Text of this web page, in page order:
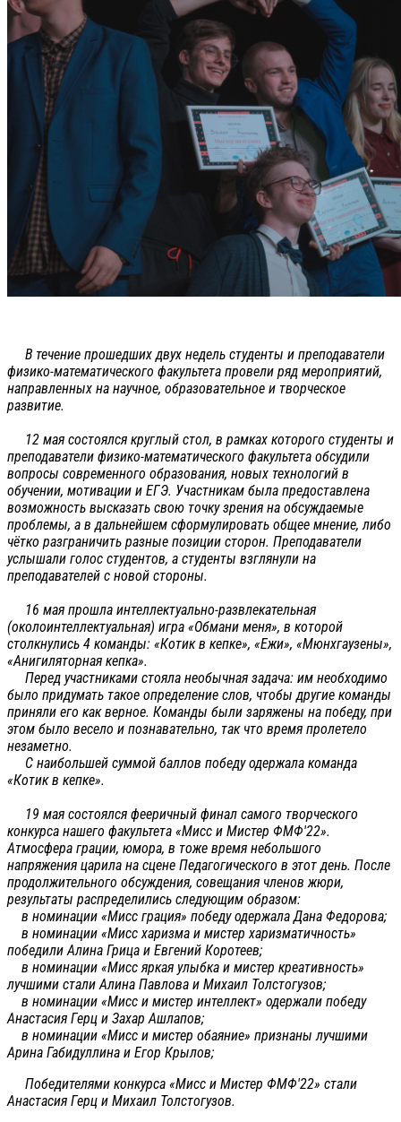
В течение прошедших двух недель студенты и преподаватели
физико-математического факультета провели ряд мероприятий,
направленных на научное, образовательное и творческое
развитие.
12 мая состоялся круглый стол, в рамках которого студенты и
преподаватели физико-математического факультета обсудили
вопросы современного образования, новых технологий в
обучении, мотивации и ЕГЭ. Участникам была предоставлена
возможность высказать свою точку зрения на обсуждаемые
проблемы, а в дальнейшем сформулировать общее мнение, либо
чётко разграничить разные позиции сторон. Преподаватели
услышали голос студентов, а студенты взглянули на
преподавателей с новой стороны.
16 мая прошла интеллектуально-развлекательная
(околоинтеллектуальная) игра «Обмани меня», в которой
столкнулись 4 команды: «Котик в кепке», «Ежи», «Мюнхгаузены»,
«Анигиляторная кепка».
Перед участниками стояла необычная задача: им необходимо
было придумать такое определение слов, чтобы другие команды
приняли его как верное. Команды были заряжены на победу, при
этом было весело и познавательно, так что время пролетело
незаметно.
С наибольшей суммой баллов победу одержала команда
«Котик в кепке».
19 мая состоялся фееричный финал самого творческого
конкурса нашего факультета «Мисс и Мистер ФМФ'22».
Атмосфера грации, юмора, в тоже время небольшого
напряжения царила на сцене Педагогического в этот день. После
продолжительного обсуждения, совещания членов жюри,
результаты распределились следующим образом:
в номинации «Мисс грация» победу одержала Дана Федорова;
в номинации «Мисс харизма и мистер харизматичность»
победили Алина Грица и Евгений Коротеев;
в номинации «Мисс яркая улыбка и мистер креативность»
лучшими стали Алина Павлова и Михаил Толстогузов;
в номинации «Мисс и мистер интеллект» одержали победу
Анастасия Герц и Захар Ашлапов;
в номинации «Мисс и мистер обаяние» признаны лучшими
Арина Габидуллина и Егор Крылов;
Победителями конкурса «Мисс и Мистер ФМФ'22» стали
Анастасия Герц и Михаил Толстогузов.